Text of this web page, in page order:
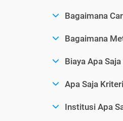
Bagaimana
Bagaimana
Biaya Apa
Apa Saja
Institusi Apa